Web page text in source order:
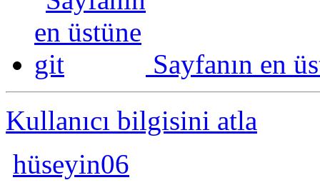
Sayfanın en
Kullanıcı bilgisini atla
hüseyin06